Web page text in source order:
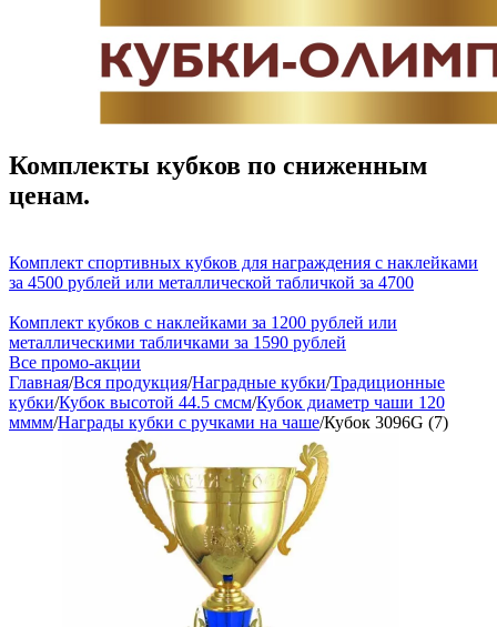
Комплекты кубков по сниженным
ценам.
Комплект спортивных кубков для награждения с наклейками
за 4500 рублей или металлической табличкой за 4700
Комплект кубков с наклейками за 1200 рублей или
металлическими табличками за 1590 рублей
Все промо-акции
Главная/Вся продукция/Наградные кубки/Традиционные
кубки/Кубок высотой 44.5 смсм/Кубок диаметр чаши 120
мммм/Награды кубки с ручками на чаше/Кубок 3096G (7)